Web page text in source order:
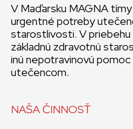
V Maďarsku MAGNA
urgentné potreby
starostlivosti. V priebehu
základnú zdravotnú
inú nepotravinovú
utečencom.
NAŠA ČINNOSŤ